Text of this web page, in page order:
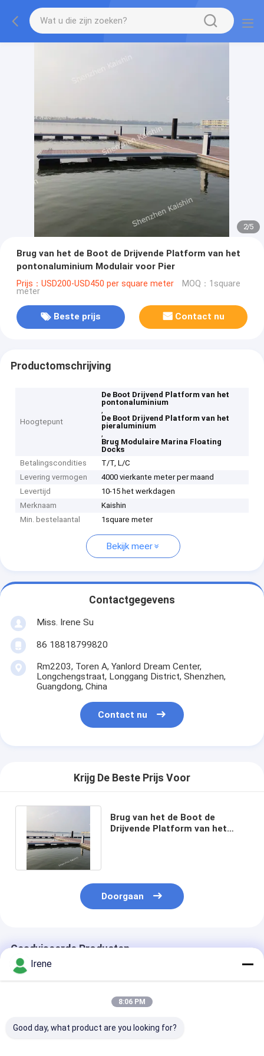
2/5
Brug van het de Boot de Drijvende Platform van het
pontonaluminium Modulair voor Pier
Prijs：USD200-USD450 per square meter MOQ：1square
meter
Beste prijs Contact nu
Productomschrijving
Hoogtepunt
De Boot Drijvend Platform van het
pontonaluminium
,
De Boot Drijvend Platform van het
pieraluminium
,
Brug Modulaire Marina Floating
Docks
Betalingscondities
T/T, L/C
Levering vermogen
4000 vierkante meter per maand
Levertijd
10-15 het werkdagen
Merknaam
Kaishin
Min. bestelaantal
1square meter
Bekijk meer
Contactgegevens
Miss. Irene Su
86 18818799820
Rm2203, Toren A, Yanlord Dream Center,
Longchengstraat, Longgang District, Shenzhen,
Guangdong, China
Contact nu
Krijg De Beste Prijs Voor
Brug van het de Boot de
Drijvende Platform van het
Doorgaan
Geadviseerde Producten
Irene
8:06 PM
Good day, what product are you looking for?